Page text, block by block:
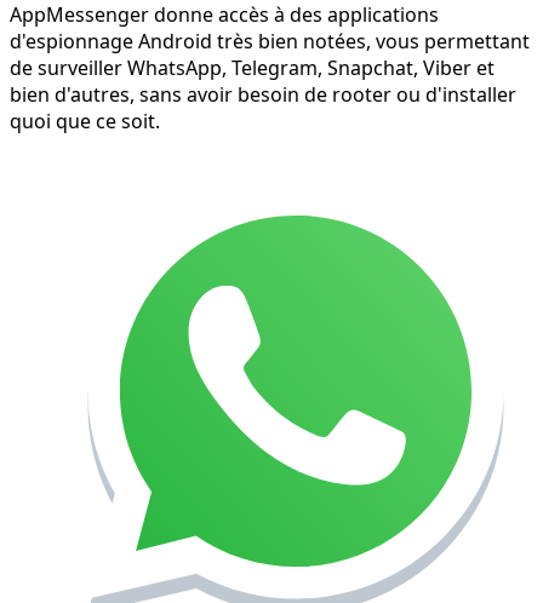
AppMessenger donne accès à des applications
d'espionnage Android très bien notées, vous permettant
de surveiller WhatsApp, Telegram, Snapchat, Viber et
bien d'autres, sans avoir besoin de rooter ou d'installer
quoi que ce soit.